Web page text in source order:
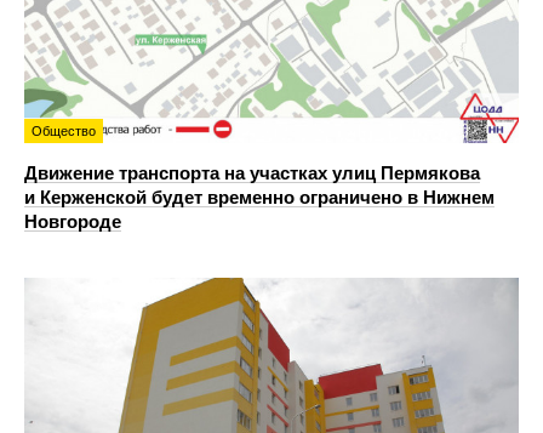
Общество
Движение транспорта на участках улиц Пермякова
и Керженской будет временно ограничено в Нижнем
Новгороде